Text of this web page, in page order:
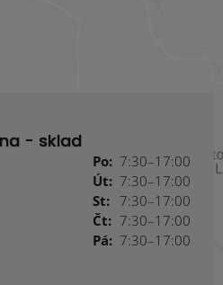
- sklad
Po: 7:30–17:00
Út: 7:30–17:00
St: 7:30–17:00
Čt: 7:30–17:00
Pá: 7:30–17:00